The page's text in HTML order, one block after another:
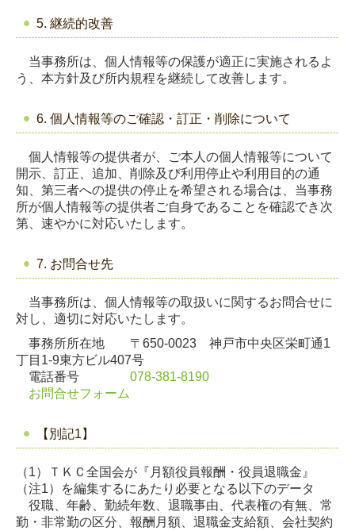
5. 継続的改善
当事務所は、個人情報等の保護が適正に実施されるよ
う、本方針及び所内規程を継続して改善します。
6. 個人情報等のご確認・訂正・削除について
個人情報等の提供者が、ご本人の個人情報等について
開示、訂正、追加、削除及び利用停止や利用目的の通
知、第三者への提供の停止を希望される場合は、当事務
所が個人情報等の提供者ご自身であることを確認でき次
第、速やかに対応いたします。
7. お問合せ先
当事務所は、個人情報等の取扱いに関するお問合せに
対し、適切に対応いたします。
事務所所在地 〒650-0023 神戸市中央区栄町通1
丁目1-9東方ビル407号
電話番号 078-381-8190
お問合せフォーム
【別記1】
（1）ＴＫＣ全国会が『月額役員報酬・役員退職金』
（注1）を編集するにあたり必要となる以下のデータ
役職、年齢、勤続年数、退職事由、代表権の有無、常
勤・非常勤の区分、報酬月額、退職金支給額、会社契約